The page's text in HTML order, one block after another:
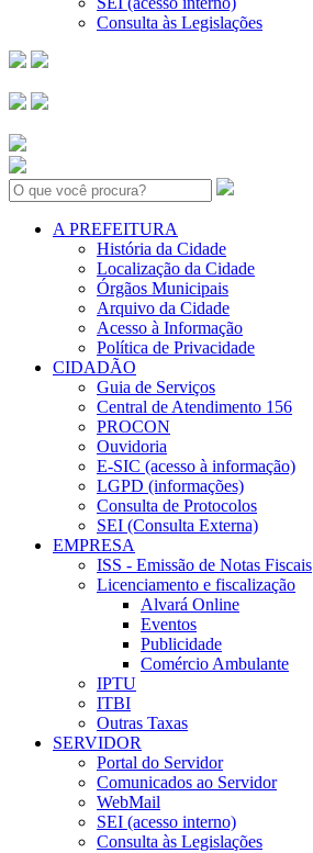
Consulta às Legislações
Search:
A PREFEITURA
História da Cidade
Localização da Cidade
Órgãos Municipais
Arquivo da Cidade
Acesso à Informação
Política de Privacidade
CIDADÃO
Guia de Serviços
Central de Atendimento 156
PROCON
Ouvidoria
E-SIC (acesso à informação)
LGPD (informações)
Consulta de Protocolos
SEI (Consulta Externa)
EMPRESA
ISS - Emissão de Notas Fiscais
Licenciamento e fiscalização
Alvará Online
Eventos
Publicidade
Comércio Ambulante
IPTU
ITBI
Outras Taxas
SERVIDOR
Portal do Servidor
Comunicados ao Servidor
WebMail
SEI (acesso interno)
Consulta às Legislações